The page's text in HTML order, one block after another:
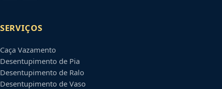
SERVIÇOS
Caça Vazamento
Desentupimento de Pia
Desentupimento de Ralo
Desentupimento de Vaso